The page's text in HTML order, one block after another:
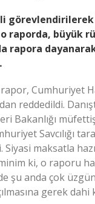
görevlendirilerek
o raporda, büyük
rapora
Cumhuriyet
reddedildi.
Bakanlığı
Savcılığı
Siyasi maksatla
ki, o raporu
şu anda çok
gerek dahi